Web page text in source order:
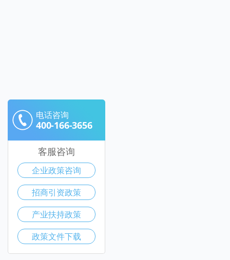
电话咨询
400-166-3656
客服咨询
企业政策咨询
招商引资政策
产业扶持政策
政策文件下载